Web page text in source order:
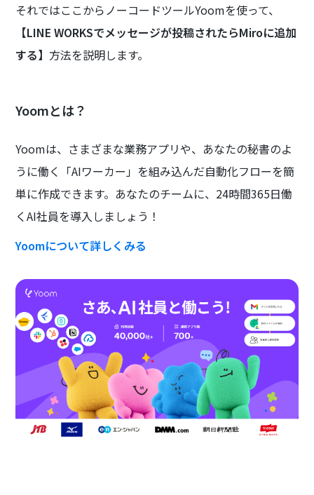
それではここからノーコードツールYoomを使って、
【LINE WORKSでメッセージが投稿されたらMiroに追加
する】 方法を説明します。
Yoomとは？
Yoomは、さまざまな業務アプリや、あなたの秘書のよ
うに働く「AIワーカー」を組み込んだ自動化フローを簡
単に作成できます。あなたのチームに、24時間365日働
くAI社員を導入しましょう！
Yoomについて詳しくみる